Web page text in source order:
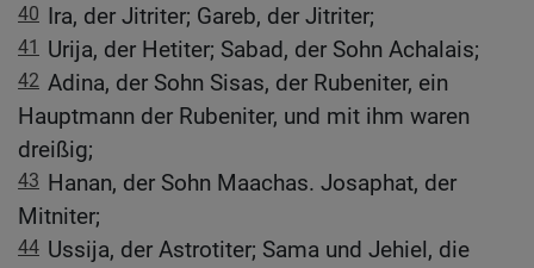
40 Ira, der Jitriter; Gareb, der Jitriter;
41 Urija, der Hetiter; Sabad, der Sohn Achalais;
42 Adina, der Sohn Sisas, der Rubeniter, ein
Hauptmann der Rubeniter, und mit ihm waren
dreißig;
43 Hanan, der Sohn Maachas. Josaphat, der
Mitniter;
44 Ussija, der Astrotiter; Sama und Jehiel, die